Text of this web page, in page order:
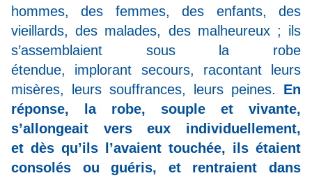
hommes, des femmes, des enfants, des
vieillards, des malades, des malheureux ; ils
s’assemblaient sous la robe
étendue, implorant secours, racontant leurs
misères, leurs souffrances, leurs peines. En
réponse, la robe, souple et vivante,
s’allongeait vers eux individuellement,
et dès qu’ils l’avaient touchée, ils étaient
consolés ouguéris, et rentraient dans